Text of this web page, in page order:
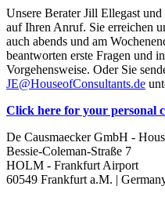
Unsere Berater Jill Ellegast
auf Ihren Anruf. Sie erreichen
auch abends und am
beantworten erste Fragen und
Vorgehensweise. Oder Sie
JE@HouseofConsultants.de
Click here for your personal
De Causmaecker GmbH -
Bessie-Coleman-Straße 7
HOLM - Frankfurt Airport
60549 Frankfurt a.M. |